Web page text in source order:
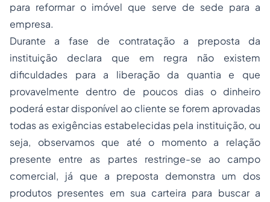
para reformar o imóvel que serve de sede para a
empresa.
Durante a fase de contratação a preposta da
instituição declara que em regra não existem
dificuldades para a liberação da quantia e que
provavelmente dentro de poucos dias o dinheiro
poderá estar disponível ao cliente se forem aprovadas
todas as exigências estabelecidas pela instituição, ou
seja, observamos que até o momento a relação
presente entre as partes restringe-se ao campo
comercial, já que a preposta demonstra um dos
produtos presentes em sua carteira para buscar a